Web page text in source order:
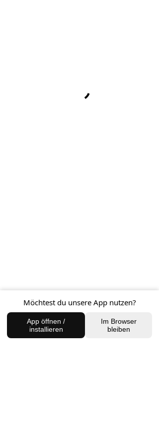
Charlottenburg Studio
Englische Straße 21, 10587
charlottenburg@houseofhealingberlin.com
Prenzlauer Berg Studio
Möchtest du unsere App nutzen?
App öffnen /
installieren
Im Browser
bleiben